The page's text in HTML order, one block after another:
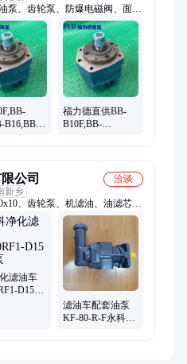
泵、齿轮泵、防爆电磁阀、面板
B16,BB-
福力德直供BB-
B10F,BB-
公司
洽谈
新乡
、齿轮泵、机滤油、油滤芯、
机、扩散器、小车luc、呼吸器、
滑油、管道泵、车永科、净油
dk-150-rf、gn64y-32p
滤油车
D15齿
滤油车配套油泵
KF-80-R-F永科净